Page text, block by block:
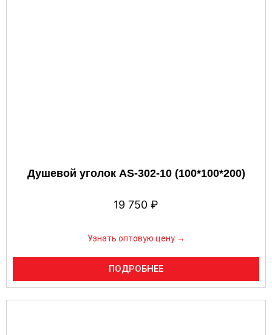
Душевой уголок AS-302-10 (100*100*200)
19 750 ₽
Узнать оптовую цену →
ПОДРОБНЕЕ